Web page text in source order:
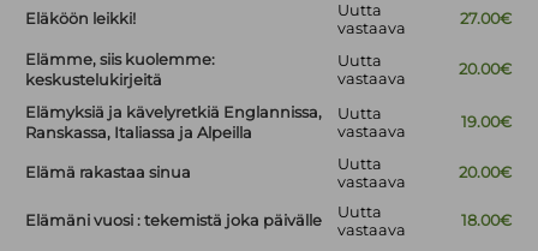
Eläköön leikki!
Uutta
vastaava
27.00€
Elämme, siis kuolemme:
keskustelukirjeitä
Uutta
vastaava
20.00€
Elämyksiä ja kävelyretkiä Englannissa,
Ranskassa, Italiassa ja Alpeilla
Uutta
vastaava
19.00€
Elämä rakastaa sinua
Uutta
vastaava
20.00€
Elämäni vuosi : tekemistä joka päivälle
Uutta
vastaava
18.00€